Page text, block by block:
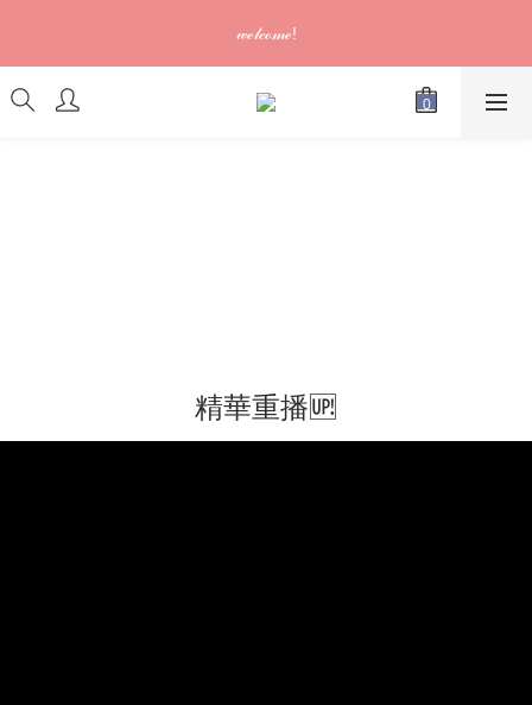
電郵為準)
𝓌ℯ𝓁𝒸ℴ𝓂ℯ!
訂單可供取貨/發貨後會發出電郵通知，請填妥正確資料 (*通知以
電郵為準)
精華重播🆙